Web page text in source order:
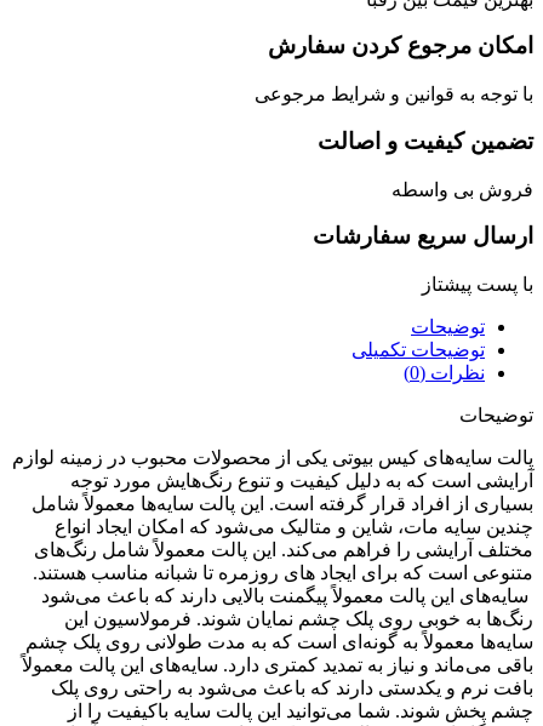
مرجوع کردن سفارش
به قوانین و شرایط مرجوعی
کیفیت و اصالت
بی واسطه
سریع سفارشات
پیشتاز
توضیحات
توضیحات تکمیلی
نظرات (0)
سایه‌های کیس بیوتی یکی از محصولات محبوب در زمینه لوازم
است که به دلیل کیفیت و تنوع رنگ‌هایش مورد توجه
از افراد قرار گرفته است. این پالت سایه‌ها معمولاً شامل
سایه مات، شاین و متالیک می‌شود که امکان ایجاد انواع
آرایشی را فراهم می‌کند. این پالت معمولاً شامل رنگ‌های
است که برای ایجاد های روزمره تا شبانه مناسب هستند.
این پالت معمولاً پیگمنت بالایی دارند که باعث می‌شود
به خوبی روی پلک چشم نمایان شوند. فرمولاسیون این
معمولاً به گونه‌ای است که به مدت طولانی روی پلک چشم
می‌ماند و نیاز به تمدید کمتری دارد. سایه‌های این پالت معمولاً
نرم و یکدستی دارند که باعث می‌شود به راحتی روی پلک
پخش شوند. شما می‌توانید این پالت سایه باکیفیت را از